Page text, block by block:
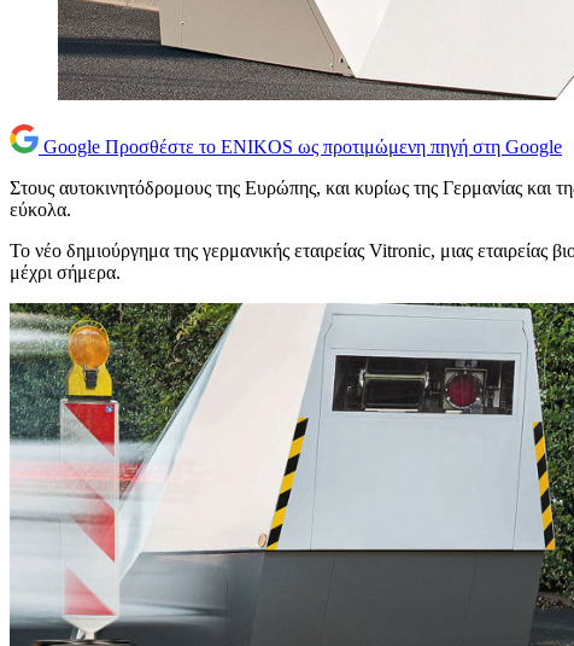
Google Προσθέστε το ENIKOS ως προτιμώμενη πηγή στη Google
Στους αυτοκινητόδρομους της Ευρώπης, και κυρίως της Γερμανίας και
εύκολα.
Το νέο δημιούργημα της γερμανικής εταιρείας Vitronic, μιας εταιρείας
μέχρι σήμερα.